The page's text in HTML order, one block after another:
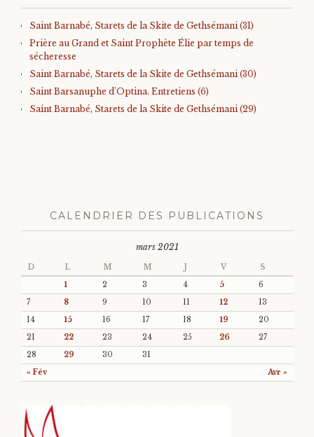
Saint Barnabé, Starets de la Skite de Gethsémani (31)
Prière au Grand et Saint Prophète Élie par temps de
sécheresse
Saint Barnabé, Starets de la Skite de Gethsémani (30)
Saint Barsanuphe d’Optina. Entretiens (6)
Saint Barnabé, Starets de la Skite de Gethsémani (29)
CALENDRIER DES PUBLICATIONS
mars 2021
D L M M J V S
« Fév Avr »
1 2 3 4 5
6
7
8 9 10 11 12
13
14
15 16 17 18 19
20
21
22 23 24 25 26
27
28
29 30 31